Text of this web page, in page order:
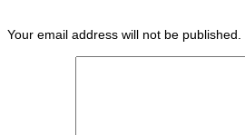
Your email address will not be published.